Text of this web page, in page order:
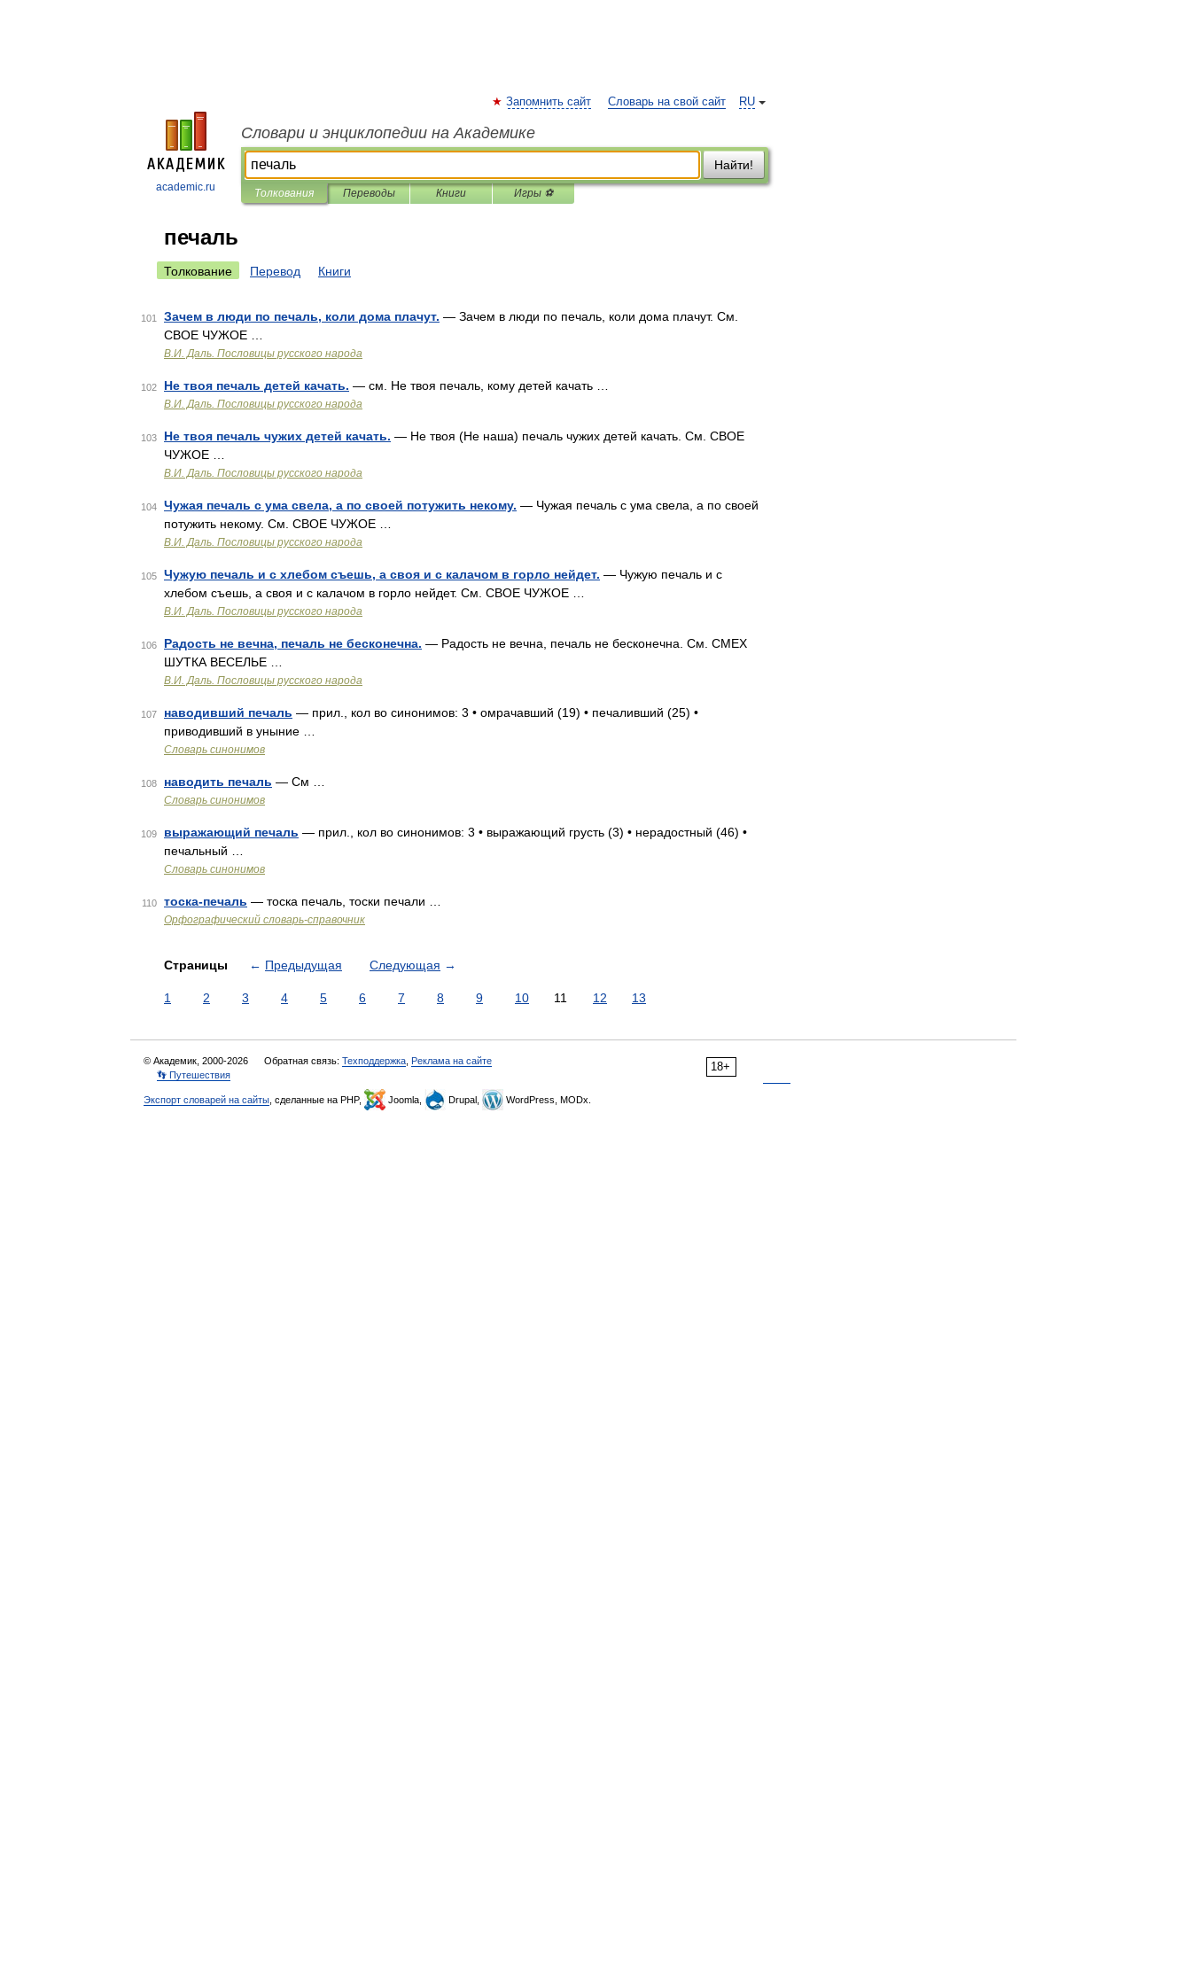
academic.ru
RU
Запомнить сайт Словарь на свой сайт
Словари и энциклопедии на Академике
Найти!
Толкования Переводы Книги Игры ⚽
печаль
Толкование Перевод Книги
101 Зачем в люди по печаль, коли дома плачут. — Зачем в люди по печаль, коли дома плачут. См.
СВОЕ ЧУЖОЕ …
В.И. Даль. Пословицы русского народа
102 Не твоя печаль детей качать. — см. Не твоя печаль, кому детей качать …
В.И. Даль. Пословицы русского народа
103 Не твоя печаль чужих детей качать. — Не твоя (Не наша) печаль чужих детей качать. См. СВОЕ
ЧУЖОЕ …
В.И. Даль. Пословицы русского народа
104 Чужая печаль с ума свела, а по своей потужить некому. — Чужая печаль с ума свела, а по своей
потужить некому. См. СВОЕ ЧУЖОЕ …
В.И. Даль. Пословицы русского народа
105 Чужую печаль и с хлебом съешь, а своя и с калачом в горло нейдет. — Чужую печаль и с
хлебом съешь, а своя и с калачом в горло нейдет. См. СВОЕ ЧУЖОЕ …
В.И. Даль. Пословицы русского народа
106 Радость не вечна, печаль не бесконечна. — Радость не вечна, печаль не бесконечна. См. СМЕХ
ШУТКА ВЕСЕЛЬЕ …
В.И. Даль. Пословицы русского народа
107 наводивший печаль — прил., кол во синонимов: 3 • омрачавший (19) • печаливший (25) •
приводивший в уныние …
Словарь синонимов
108 наводить печаль — См …
Словарь синонимов
109 выражающий печаль — прил., кол во синонимов: 3 • выражающий грусть (3) • нерадостный (46) •
печальный …
Словарь синонимов
110 тоска-печаль — тоска печаль, тоски печали …
Орфографический словарь-справочник
Страницы ← Предыдущая Следующая →
1 2 3 4 5 6 7 8 9 10 11 12 13
18+
© Академик, 2000-2026 Обратная связь: Техподдержка Реклама на сайте
👣 Путешествия
Экспорт словарей на сайты , сделанные на PHP, Joomla, Drupal, WordPress, MODx.